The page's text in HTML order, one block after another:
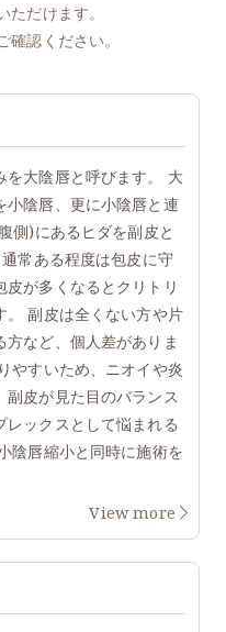
だけます。
認ください。
大陰唇と呼びます。 大
小陰唇、更に小陰唇と連
側)にあるヒダを副皮と
常ある程度は包皮に守
が多くなるとクリトリ
。 副皮は全くない方や片
など、個人差がありま
やすいため、ニオイや炎
皮が見た目のバランス
ックスとして悩まれる
陰唇縮小と同時に施術を
View more